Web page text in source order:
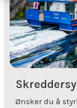
Ønsker du å